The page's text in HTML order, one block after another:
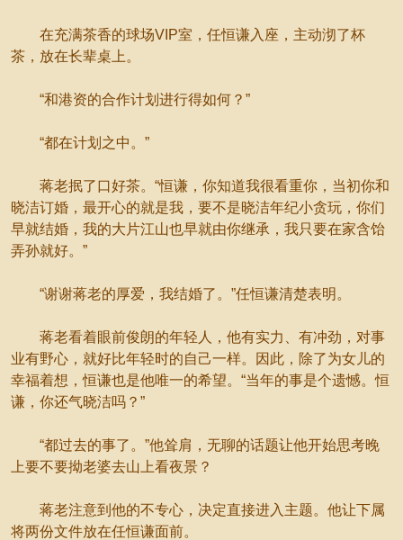
在充满茶香的球场VIP室，任恒谦入座，主动沏了杯
茶，放在长辈桌上。
“和港资的合作计划进行得如何？”
“都在计划之中。”
蒋老抿了口好茶。“恒谦，你知道我很看重你，当初你和
晓洁订婚，最开心的就是我，要不是晓洁年纪小贪玩，你们
早就结婚，我的大片江山也早就由你继承，我只要在家含饴
弄孙就好。”
“谢谢蒋老的厚爱，我结婚了。”任恒谦清楚表明。
蒋老看着眼前俊朗的年轻人，他有实力、有冲劲，对事
业有野心，就好比年轻时的自己一样。因此，除了为女儿的
幸福着想，恒谦也是他唯一的希望。“当年的事是个遗憾。恒
谦，你还气晓洁吗？”
“都过去的事了。”他耸肩，无聊的话题让他开始思考晚
上要不要拗老婆去山上看夜景？
蒋老注意到他的不专心，决定直接进入主题。他让下属
将两份文件放在任恒谦面前。